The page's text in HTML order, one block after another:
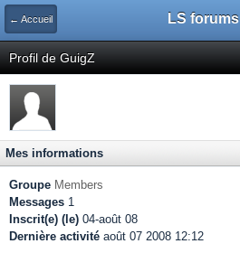
← Accueil LS forums
Profil de GuigZ
Mes informations
Groupe Members
Messages 1
Inscrit(e) (le) 04-août 08
Dernière activité août 07 2008 12:12